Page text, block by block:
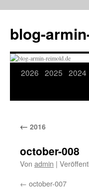
springen
blog-
2026 2025 2024
← 2016
october-008
Von admin |
october-007